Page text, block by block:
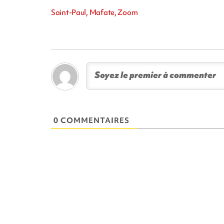
Saint-Paul, Mafate, Zoom
0 COMMENTAIRES